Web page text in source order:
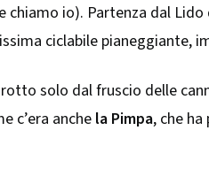
io). Partenza dal
ciclabile pianeggiante,
solo dal fruscio delle
c’era anchela Pimpa, che